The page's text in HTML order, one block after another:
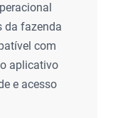
da fazenda
com
aplicativo
e acesso